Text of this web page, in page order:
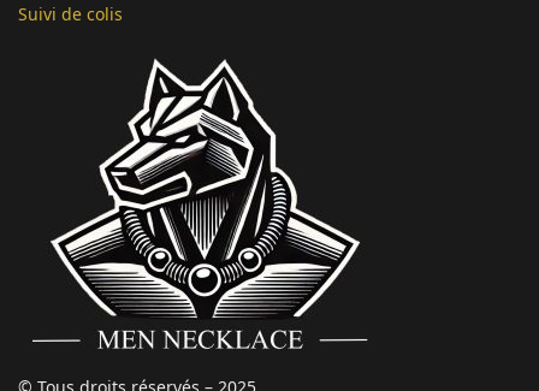
Suivi de colis